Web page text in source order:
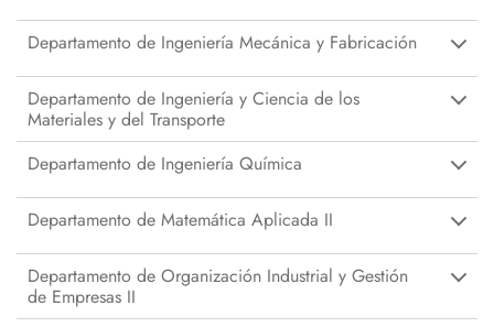
Departamento de Ingeniería Mecánica y Fabricación
Departamento de Ingeniería y Ciencia de los
Materiales y del Transporte
Departamento de Ingeniería Química
Departamento de Matemática Aplicada II
Departamento de Organización Industrial y Gestión
de Empresas II